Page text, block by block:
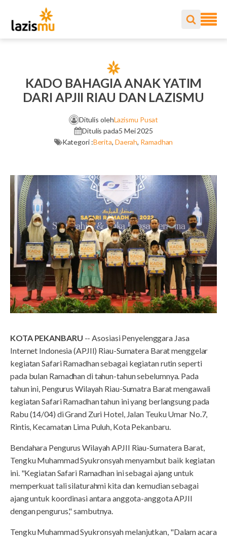
KADO BAHAGIA ANAK YATIM
DARI APJII RIAU DAN LAZISMU
Ditulis olehLazismu Pusat
Ditulis pada5 Mei 2025
Kategori :Berita, Daerah, Ramadhan
KOTA PEKANBARU -- Asosiasi Penyelenggara Jasa
Internet Indonesia (APJII) Riau-Sumatera Barat menggelar
kegiatan Safari Ramadhan sebagai kegiatan rutin seperti
pada bulan Ramadhan di tahun-tahun sebelumnya. Pada
tahun ini, Pengurus Wilayah Riau-Sumatra Barat mengawali
kegiatan Safari Ramadhan tahun ini yang berlangsung pada
Rabu (14/04) di Grand Zuri Hotel, Jalan Teuku Umar No.7,
Rintis, Kecamatan Lima Puluh, Kota Pekanbaru.
Bendahara Pengurus Wilayah APJII Riau-Sumatera Barat,
Tengku Muhammad Syukronsyah menyambut baik kegiatan
ini. "Kegiatan Safari Ramadhan ini sebagai ajang untuk
memperkuat tali silaturahmi kita dan kemudian sebagai
ajang untuk koordinasi antara anggota-anggota APJII
dengan pengurus," sambutnya.
Tengku Muhammad Syukronsyah melanjutkan, "Dalam acara